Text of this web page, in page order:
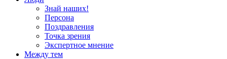
Знай наших!
Персона
Поздравления
Точка зрения
Экспертное мнение
Между тем